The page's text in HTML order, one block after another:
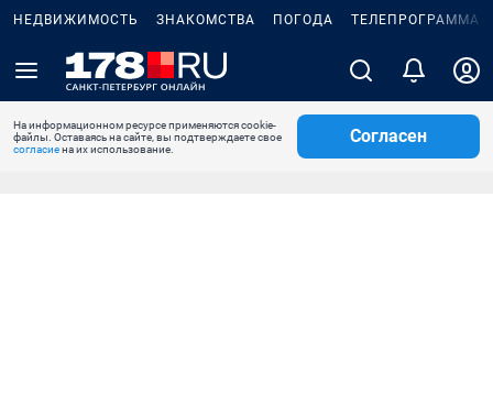
НЕДВИЖИМОСТЬ ЗНАКОМСТВА ПОГОДА ТЕЛЕПРОГРАММА
На информационном ресурсе применяются cookie-
файлы. Оставаясь на сайте, вы подтверждаете свое
согласиена их использование.
Согласен